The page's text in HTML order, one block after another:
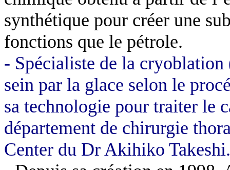
synthétique pour créer une
fonctions que le pétrole.
- Spécialiste de la
sein par la glace selon le
sa technologie pour traiter le
département de chirurgie
Center du Dr Akihiko Takeshi.